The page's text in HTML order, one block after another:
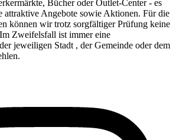
Bücher oder Outlet-Center - es
attraktive Angebote sowie Aktionen. Für die
können wir trotz sorgfältiger Prüfung keine
Zweifelsfall ist immer eine
jeweiligen Stadt , der Gemeinde oder dem